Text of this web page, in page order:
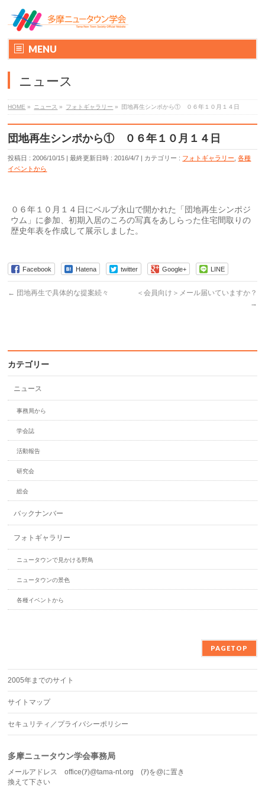
MENU
ニュース
HOME » ニュース » フォトギャラリー » 団地再生シンポから① ０６年１０月１４日
団地再生シンポから① ０６年１０月１４日
投稿日 : 2006/10/15 最終更新日時 : 2016/4/7 カテゴリー : フォトギャラリー ,各種
イベントから
０６年１０月１４日にベルブ永山で開かれた「団地再生シンポジ
ウム」に参加、初期入居のころの写真をあしらった住宅間取りの
歴史年表を作成して展示しました。
Facebook Hatena twitter Google+ LINE
← 団地再生で具体的な提案続々
＜会員向け＞メール届いていますか？
→
カテゴリー
ニュース
事務局から
学会誌
活動報告
研究会
総会
バックナンバー
フォトギャラリー
ニュータウンで見かける野鳥
ニュータウンの景色
各種イベントから
PAGETOP
2005年までのサイト
サイトマップ
セキュリティ／プライバシーポリシー
多摩ニュータウン学会事務局
メールアドレス office(ｱ)@tama-nt.org (ｱ)を@に置き
換えて下さい